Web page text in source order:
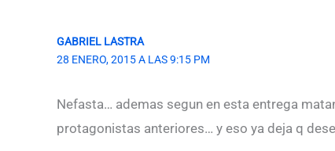
GABRIEL LASTRA
28 ENERO, 2015 A LAS 9:15 PM
Nefasta… ademas segun en esta entrega
protagonistas anteriores… y eso ya deja q